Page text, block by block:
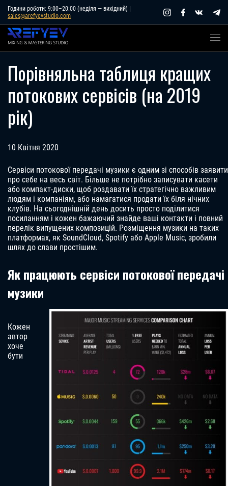
Skip
content
Години роботи: 9:00–20:00 (неділя — вихідний) |
sales@arefyevstudio.com
Порівняльна таблиця кращих
потокових сервісів (на 2019
рік)
10 Квітня 2020
Сервіси потокової передачі музики є одним зі способів заявити
про себе на весь світ. Більше не потрібно записувати касети
або компакт-диски, щоб роздавати їх стратегічно важливим
людям і компаніям, або намагатися продати їх біля нічних
клубів. На сьогоднішній день досить просто поділитися
посиланням і кожен бажаючий знайде ваші контакти і повний
перелік випущених композицій. Розміщення музики на таких
платформах, як SoundCloud, Spotify або Apple Music, зробили
шлях до слави простішим.
Як працюють сервіси потокової передачі
музики
Кожен
автор
хоче
бути